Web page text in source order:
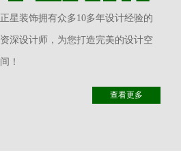
正星装饰拥有众多10多年设计经验的
资深设计师，为您打造完美的设计空
间！
查看更多